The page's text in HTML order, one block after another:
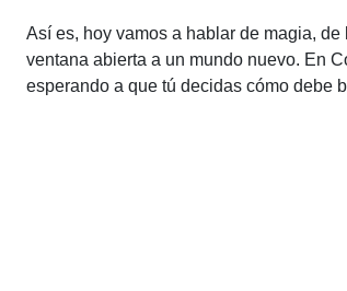
Así es, hoy vamos a hablar de magia,
ventana abierta a un mundo nuevo. En
esperando a que tú decidas cómo debe